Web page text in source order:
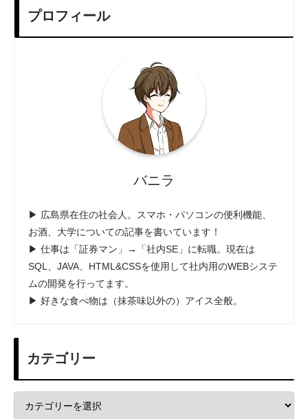
プロフィール
バニラ
▶ 広島県在住の社会人。スマホ・パソコンの便利機能、
お酒、大学についての記事を書いています！
▶ 仕事は「証券マン」→「社内SE」に転職。現在は
SQL、JAVA、HTML&CSSを使用して社内用のWEBシステ
ムの開発を行ってます。
▶ 好きな食べ物は（抹茶味以外の）アイス全般。
カテゴリー